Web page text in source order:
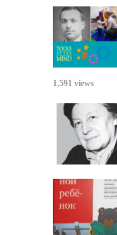
1,591 views